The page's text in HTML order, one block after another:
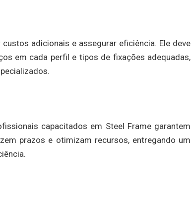
adicionais e assegurar eficiência. Ele deve
em cada perfil e tipos de fixações adequadas,
capacitados em Steel Frame garantem
prazos e otimizam recursos, entregando um